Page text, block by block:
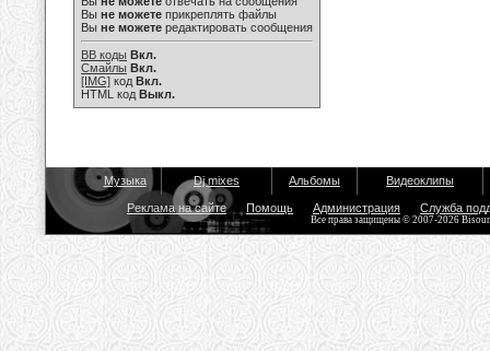
Вы не можете прикреплять файлы
Вы не можете редактировать сообщения
BB коды Вкл.
Смайлы Вкл.
[IMG] код Вкл.
HTML код Выкл.
Музыка Dj mixes Альбомы Видеоклипы
Реклама на сайте Помощь Администрация Служба
Все права защищены © 2007-2026